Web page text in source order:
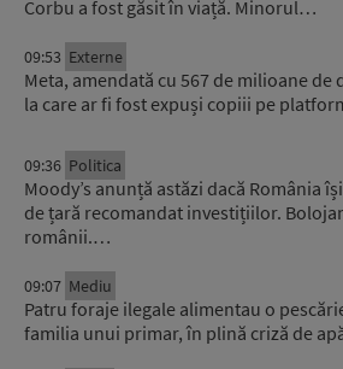
Corbu a fost găsit în viață. Minorul…
09:53 Externe
Meta, amendată cu 567 de milioane
la care ar fi fost expuși copiii pe
09:36 Politica
Moody’s anunță astăzi dacă România
de țară recomandat investițiilor.
românii.…
09:07 Mediu
Patru foraje ilegale alimentau o
familia unui primar, în plină criză de